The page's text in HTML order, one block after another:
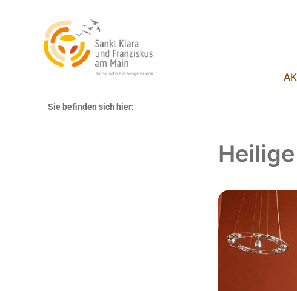
Sie befinden sich hier: